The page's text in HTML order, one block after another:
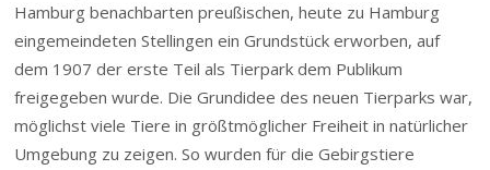
Hamburg benachbarten preußischen, heute zu Hamburg
eingemeindeten Stellingen ein Grundstück erworben, auf
dem 1907 der erste Teil als Tierpark dem Publikum
freigegeben wurde. Die Grundidee des neuen Tierparks war,
möglichst viele Tiere in größtmöglicher Freiheit in natürlicher
Umgebung zu zeigen. So wurden für die Gebirgstiere